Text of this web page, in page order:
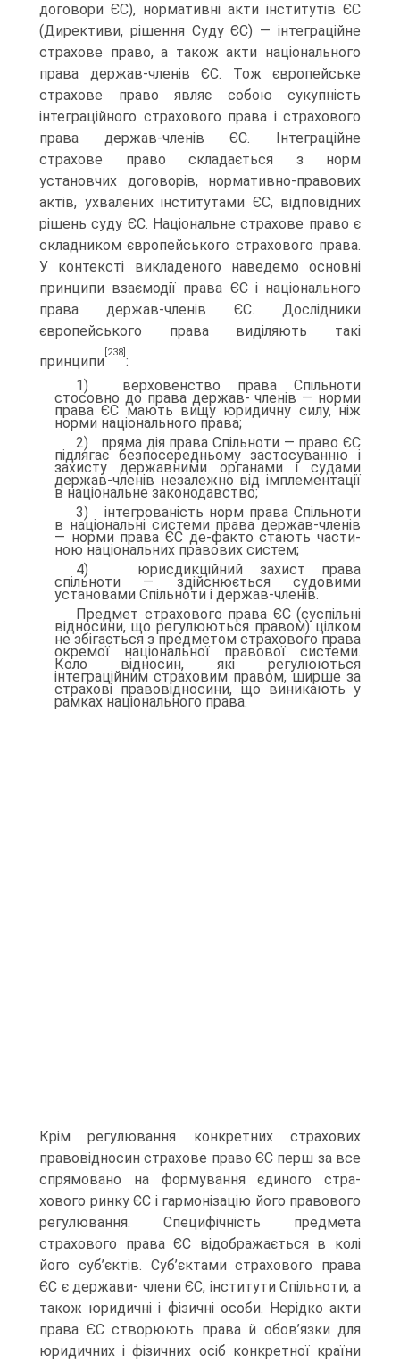
договори ЄС), нормативні акти інститутів ЄС
(Директиви, рішення Суду ЄС) — інтеграційне
страхове право, а також акти національного
права держав-членів ЄС. Тож європейське
страхове право являє собою сукупність
інтеграційного страхового права і страхового
права держав-членів ЄС. Інтеграційне
страхове право складається з норм
установчих договорів, нормативно-правових
актів, ухвалених ін­ститутами ЄС, відповідних
рішень суду ЄС. Національне страхове право є
складником європейського страхового права.
У контексті викладеного наведемо основні
принципи взаємодії права ЄС і на­ціонального
права держав-членів ЄС. Дослідники
європейського права виділяють такі
принципи
[238]
:
1) верховенство права Спільноти
стосовно до права держав- членів — норми
права ЄС мають вищу юридичну силу, ніж
нор­ми національного права;
2) пряма дія права Спільноти — право ЄС
підлягає безпосеред­ньому застосуванню і
захисту державними органами і судами
держав-членів незалежно від імплементації
в національне зако­нодавство;
3) інтегрованість норм права Спільноти
в національні системи права держав-членів
— норми права ЄС де-факто стають части­
ною національних правових систем;
4) юрисдикційний захист права
спільноти — здійснюється су­довими
установами Спільноти і держав-членів.
Предмет страхового права ЄС (суспільні
відносини, що регу­люються правом) цілком
не збігається з предметом страхового права
окремої національної правової системи.
Коло відносин, які регулюються
інтеграційним страховим правом, ширше за
страхо­ві правовідносини, що виникають у
рамках національного права.
Крім регулювання конкретних страхових
правовідносин страхове право ЄС перш за все
спрямовано на формування єдиного стра­
хового ринку ЄС і гармонізацію його правового
регулювання. Специфічність предмета
страхового права ЄС відображається в колі
його суб’єктів. Суб’єктами страхового права
ЄС є держави- члени ЄС, інститути Спільноти, а
також юридичні і фізичні осо­би. Нерідко акти
права ЄС створюють права й обов’язки для
юридичних і фізичних осіб конкретної країни